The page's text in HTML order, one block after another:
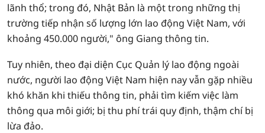
lãnh thổ; trong đó, Nhật Bản là một trong những thị
trường tiếp nhận số lượng lớn lao động Việt Nam, với
khoảng 450.000 người," ông Giang thông tin.
Tuy nhiên, theo đại diện Cục Quản lý lao động ngoài
nước, người lao động Việt Nam hiện nay vẫn gặp nhiều
khó khăn khi thiếu thông tin, phải tìm kiếm việc làm
thông qua môi giới; bị thu phí trái quy định, thậm chí bị
lừa đảo.